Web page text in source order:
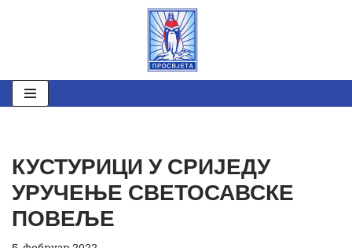
садржај
КУСТУРИЦИ У СРИЈЕДУ
УРУЧЕЊЕ СВЕТОСАВСКЕ
ПОВЕЉЕ